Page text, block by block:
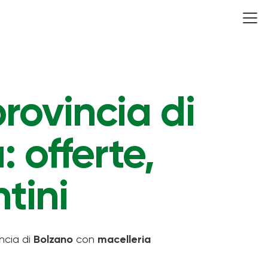
di
offerte,
di Bolzanocon macelleria